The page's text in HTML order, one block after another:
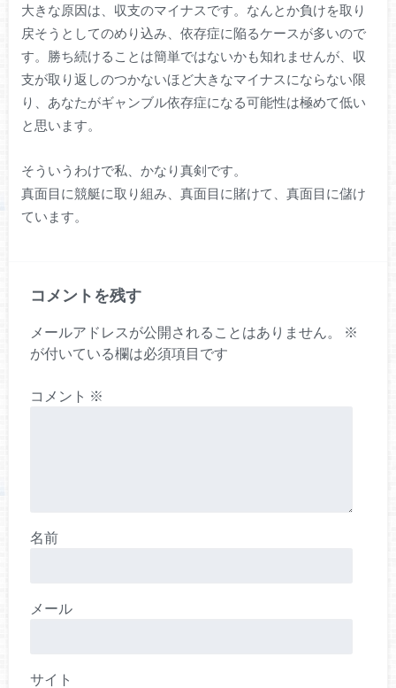
大きな原因は、収支のマイナスです。なんとか負けを取り
戻そうとしてのめり込み、依存症に陥るケースが多いので
す。勝ち続けることは簡単ではないかも知れませんが、収
支が取り返しのつかないほど大きなマイナスにならない限
り、あなたがギャンブル依存症になる可能性は極めて低い
と思います。
そういうわけで私、かなり真剣です。
真面目に競艇に取り組み、真面目に賭けて、真面目に儲け
ています。
コメントを残す
メールアドレスが公開されることはありません。
※
が付いている欄は必須項目です
コメント ※
名前
メール
サイト